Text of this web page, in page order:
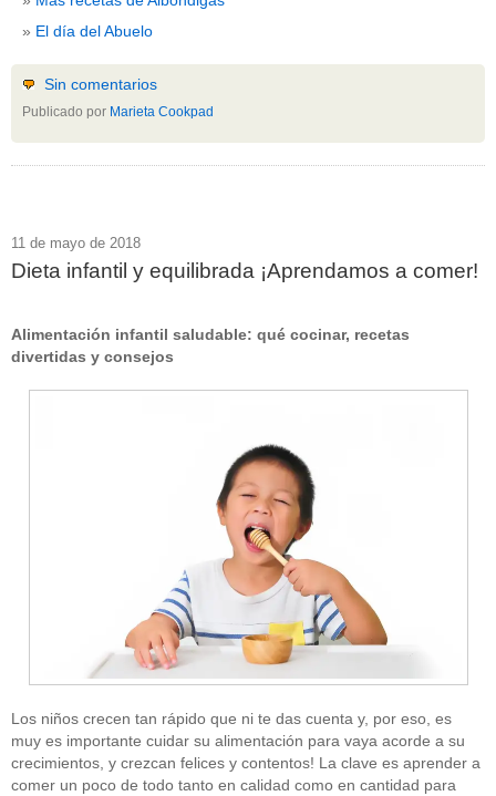
El día del Abuelo
Sin comentarios
Publicado por Marieta Cookpad
11 de mayo de 2018
Dieta infantil y equilibrada ¡Aprendamos a comer!
Alimentación infantil saludable: qué cocinar, recetas
divertidas y consejos
Los niños crecen tan rápido que ni te das cuenta y, por eso, es
muy es importante cuidar su alimentación para vaya acorde a su
crecimientos, y crezcan felices y contentos! La clave es aprender a
comer un poco de todo tanto en calidad como en cantidad para